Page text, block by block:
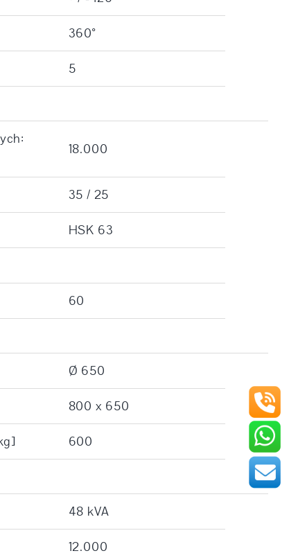
360°
5
18.000
35 / 25
HSK 63
60
Ø 650
800 x 650
600
48 kVA
12.000